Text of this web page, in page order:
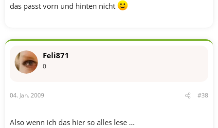
das passt vorn und hinten nicht
Feli871
0
04. Jan. 2009 #38
Also wenn ich das hier so alles lese ...